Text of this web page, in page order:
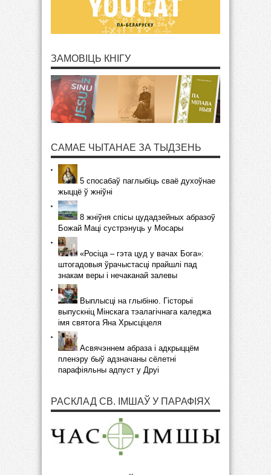
ЗАМОВІЦЬ КНІГУ
САМАЕ ЧЫТАНАЕ ЗА ТЫДЗЕНЬ
5 спосабаў паглыбіць сваё духоўнае
жыццё ў жніўні
8 жніўня спісы цудадзейных абразоў
Божай Маці сустрэнуць у Мосары
«Росіца – гэта цуд у вачах Бога»:
штогадовыя ўрачыстасці прайшлі пад
знакам веры і нечаканай залевы
Выплысці на глыбіню. Гісторыі
выпускніц Мінскага тэалагічнага каледжа
імя святога Яна Хрысціцеля
Асвячэннем абраза і адкрыццём
пленэру быў адзначаны сёлетні
парафіяльны адпуст у Друі
РАСКЛАД СВ. ІМШАЎ У ПАРАФІЯХ